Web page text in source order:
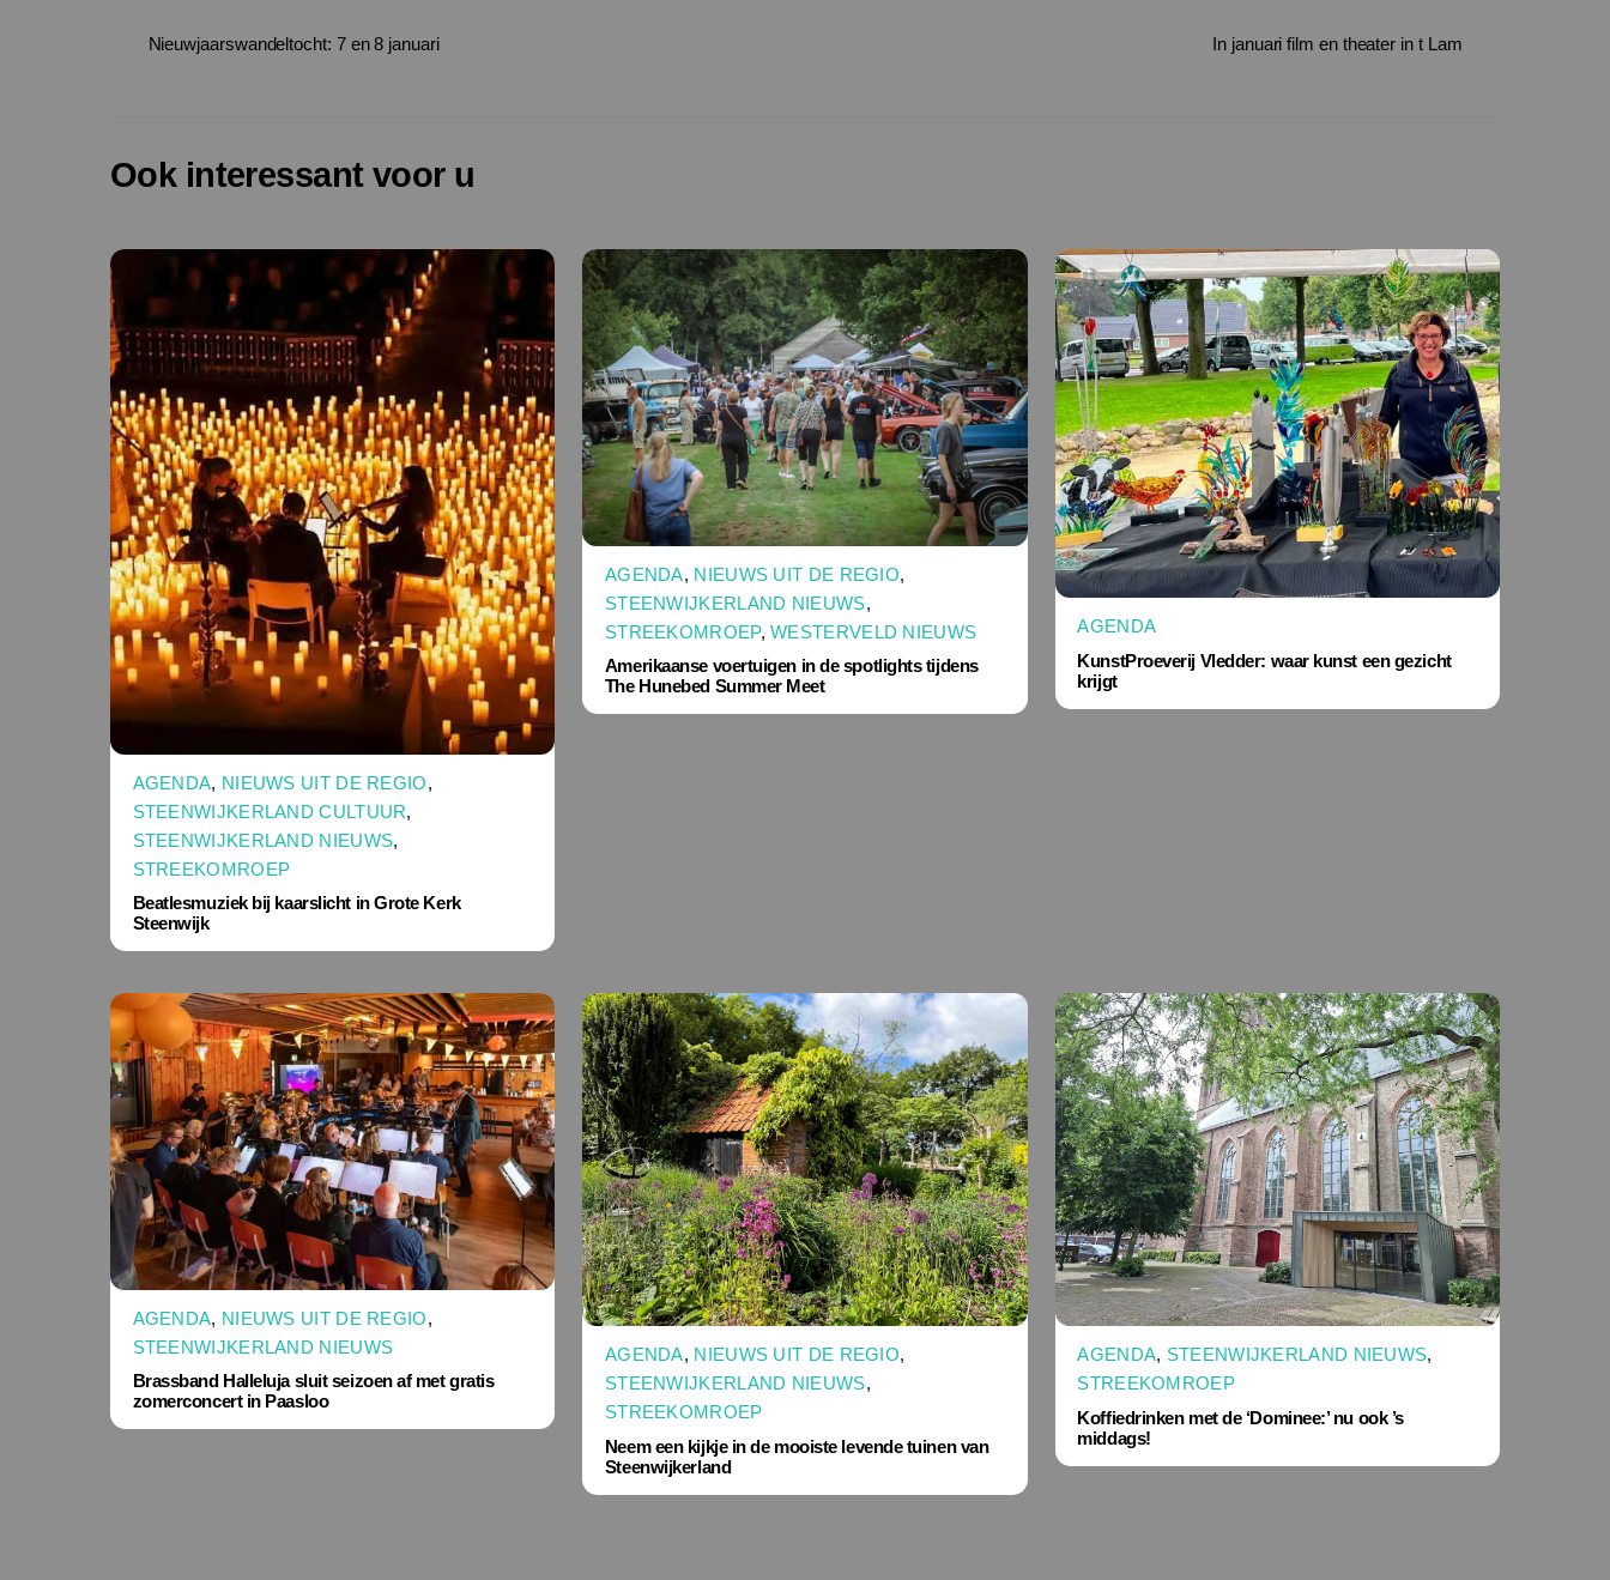
Nieuwjaarswandeltocht: 7 en 8 januari In januari film en theater in t Lam
Ook interessant voor u
AGENDA, NIEUWS UIT DE REGIO,
STEENWIJKERLAND CULTUUR,
STEENWIJKERLAND NIEUWS,
STREEKOMROEP
Beatlesmuziek bij kaarslicht in Grote Kerk
Steenwijk
AGENDA, NIEUWS UIT DE REGIO,
STEENWIJKERLAND NIEUWS,
STREEKOMROEP,WESTERVELD NIEUWS
Amerikaanse voertuigen in de spotlights tijdens
The Hunebed Summer Meet
AGENDA
KunstProeverij Vledder: waar kunst een gezicht
krijgt
AGENDA, NIEUWS UIT DE REGIO,
STEENWIJKERLAND NIEUWS
Brassband Halleluja sluit seizoen af met gratis
zomerconcert in Paasloo
AGENDA, NIEUWS UIT DE REGIO,
STEENWIJKERLAND NIEUWS,
STREEKOMROEP
Neem een kijkje in de mooiste levende tuinen van
Steenwijkerland
AGENDA, STEENWIJKERLAND NIEUWS,
STREEKOMROEP
Koffiedrinken met de ‘Dominee:’ nu ook ’s
middags!